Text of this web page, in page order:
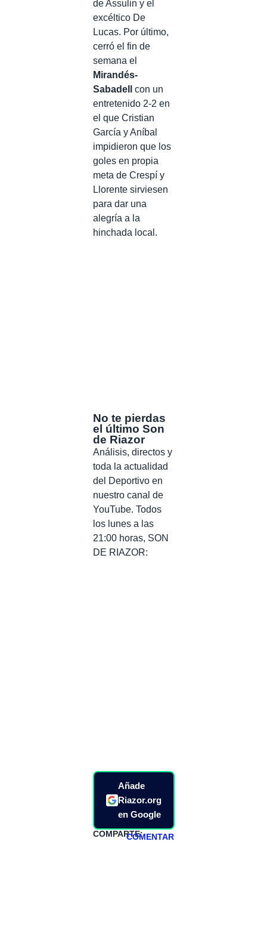
de Assulin y el
excéltico De
Lucas. Por último,
cerró el fin de
semana el
Mirandés-
Sabadell
con un
entretenido 2-2 en
el que Cristian
García y Aníbal
impidieron que los
goles en propia
meta de Crespí y
Llorente sirviesen
para dar una
alegría a la
hinchada local.
No te pierdas
el último Son
de Riazor
Análisis, directos y
toda la actualidad
del Deportivo en
nuestro canal de
YouTube. Todos
los lunes a las
21:00 horas, SON
DE RIAZOR:
Añade
Riazor.org
en Google
COMPARTE:COMENTAR